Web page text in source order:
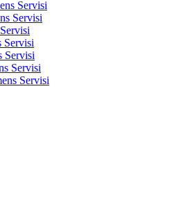
Servisi
Servisi
Servisi
Servisi
Servisi
Servisi